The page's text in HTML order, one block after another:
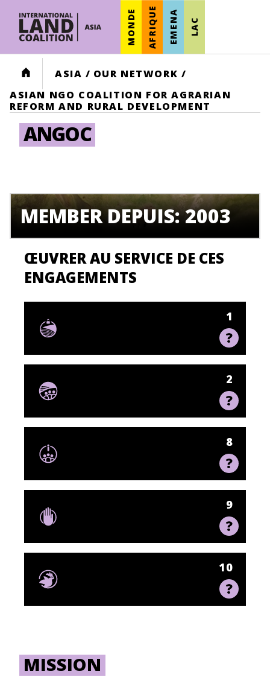
MONDE AFRIQUE EMENA LAC
HOME ASIA / OUR NETWORK /
ASIAN NGO COALITION FOR AGRARIAN
REFORM AND RURAL DEVELOPMENT
ANGOC
MEMBER DEPUIS: 2003
ŒUVRER AU SERVICE DE CES
ENGAGEMENTS
1
2
8
9
10
MISSION